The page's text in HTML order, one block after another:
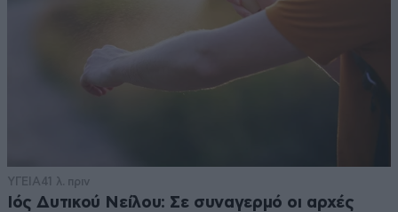
ΥΓΕΙΑ41 λ. πριν
Ιός Δυτικού Νείλου: Σε συναγερμό οι αρχές